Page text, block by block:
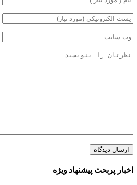
اخبار پربحث پیشنهاد ویژه